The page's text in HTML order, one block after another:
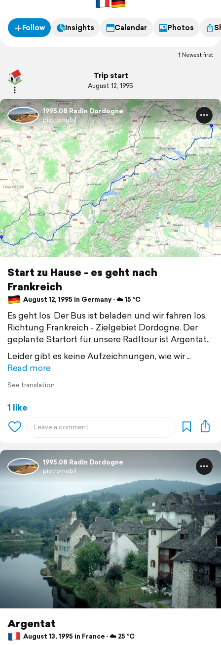
Follow Insights Calendar Photos
Newest first
Trip start
August 12, 1995
1995.08 Radln Dordogne
pietromobil
Start zu Hause - es geht nach
Frankreich
August 12, 1995 in Germany ⋅ ☁️ 15 °C
Es geht los. Der Bus ist beladen und wir fahren los,
Richtung Frankreich - Zielgebiet Dordogne. Der
geplante Startort für unsere Radltour ist Argentat..
Leider gibt es keine Aufzeichnungen, wie wir
Read more
See translation
1 like
1995.08 Radln Dordogne
pietromobil
Argentat
August 13, 1995 in France ⋅ ☁️ 25 °C